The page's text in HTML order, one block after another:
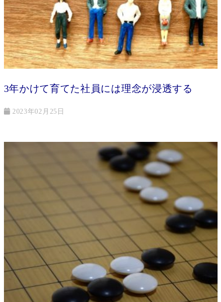
3年かけて育てた社員には理念が浸透する
2023年02月25日